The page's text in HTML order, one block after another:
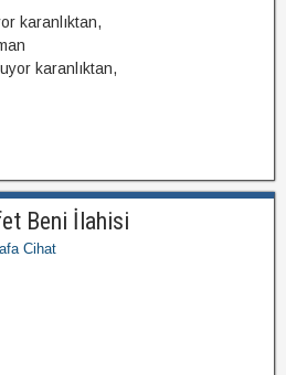
karanlıktan,
karanlıktan,
Beni İlahisi
Cihat